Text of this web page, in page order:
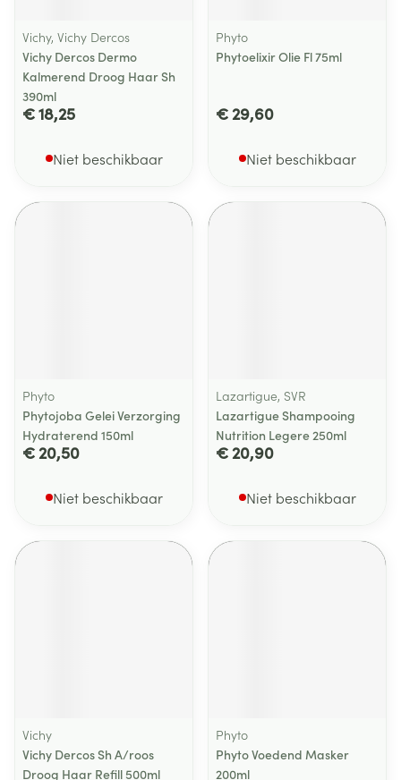
Vichy, Vichy Dercos
Vichy Dercos Dermo
Kalmerend Droog Haar Sh
390ml
€ 18,25
Niet beschikbaar
Phyto
Phytoelixir Olie Fl 75ml
€ 29,60
Niet beschikbaar
Phyto
Phytojoba Gelei Verzorging
Hydraterend 150ml
€ 20,50
Niet beschikbaar
Lazartigue, SVR
Lazartigue Shampooing
Nutrition Legere 250ml
€ 20,90
Niet beschikbaar
Vichy
Vichy Dercos Sh A/roos
Droog Haar Refill 500ml
Phyto
Phyto Voedend Masker
200ml